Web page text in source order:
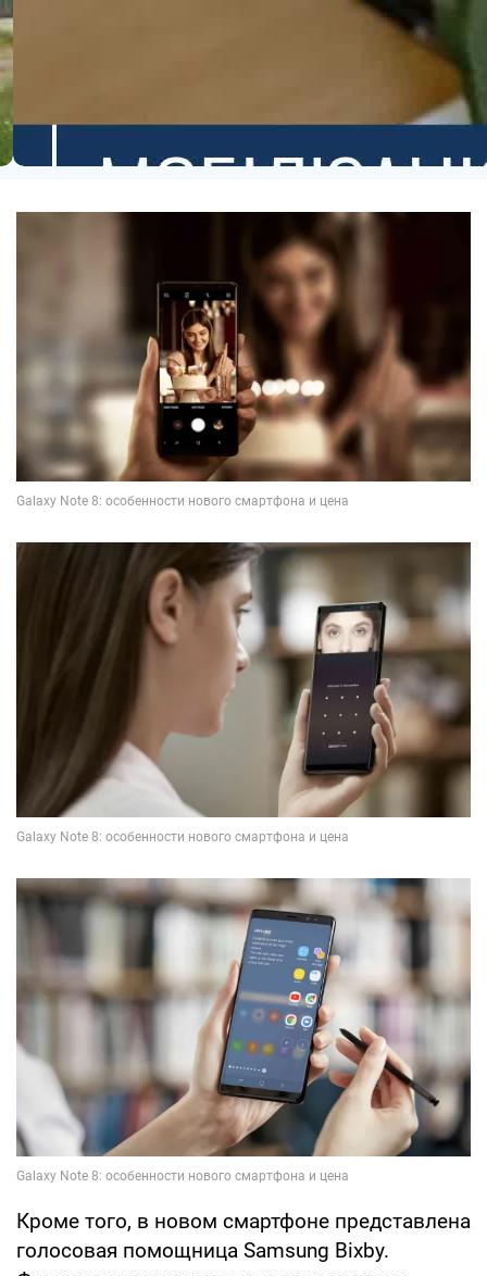
Кроме того, в новом смартфоне представлена
голосовая помощница Samsung Bixby.